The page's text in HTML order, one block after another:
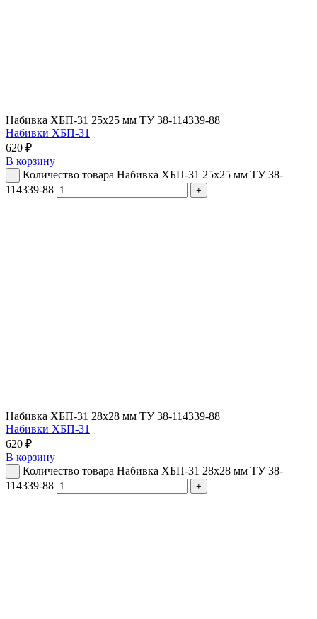
Набивка ХБП-31 25х25 мм ТУ 38-114339-88
Набивки ХБП-31
620 ₽
В корзину
Количество товара Набивка ХБП-31 25х25 мм ТУ 38-
114339-88
Набивка ХБП-31 28х28 мм ТУ 38-114339-88
Набивки ХБП-31
620 ₽
В корзину
Количество товара Набивка ХБП-31 28х28 мм ТУ 38-
114339-88